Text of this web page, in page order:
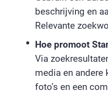
beschrijving en
Relevante
Hoe promoot
Via
media en andere
foto’s en een